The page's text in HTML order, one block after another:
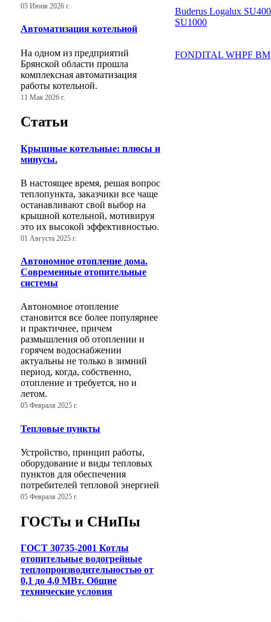
05 Июня 2026 г.
Автоматизация котельной
На одном из предприятий
Брянской области прошла
комплексная автоматизация
работы котельной.
11 Мая 2026 г.
Статьи
Крышные котельные: плюсы и
минусы.
В настоящее время, решая вопрос
теплопункта, заказчики все чаще
останавливают свой выбор на
крышной котельной, мотивируя
это их высокой эффективностью.
01 Августа 2025 г.
Автономное отопление дома.
Современные отопительные
системы
Автономное отопление
становится все более популярнее
и практичнее, причем
размышления об отоплении и
горячем водоснабжении
актуальны не только в зимний
период, когда, собственно,
отопление и требуется, но и
летом.
05 Февраля 2025 г.
Тепловые пункты
Устройство, принцип работы,
оборудование и виды тепловых
пунктов для обеспечения
потребителей тепловой энергией
05 Февраля 2025 г.
ГОСТы и СНиПы
ГОСТ 30735-2001 Котлы
отопительные водогрейные
теплопроизводительностью от
0,1 до 4,0 МВт. Общие
технические условия
Buderus Logalux
SU1000
FONDITAL WHPF BM